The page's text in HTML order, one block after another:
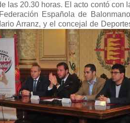
las 20.30 horas. El acto contó con
Española de
Arranz, y el concejal de